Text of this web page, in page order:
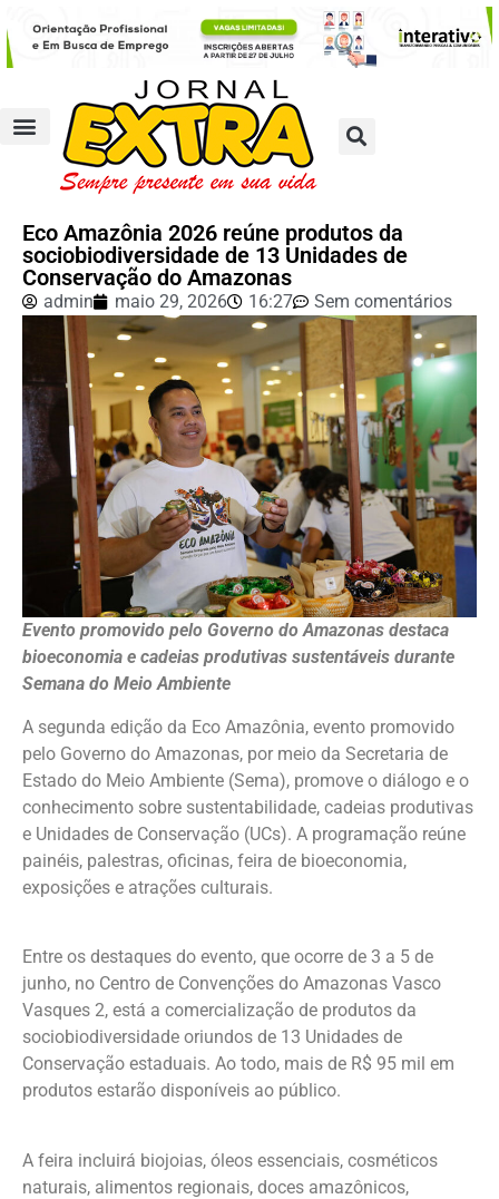
Eco Amazônia 2026 reúne produtos da
sociobiodiversidade de 13 Unidades de
Conservação do Amazonas
admin maio 29, 2026 16:27 Sem comentários
Evento promovido pelo Governo do Amazonas destaca
bioeconomia e cadeias produtivas sustentáveis durante
Semana do Meio Ambiente
A segunda edição da Eco Amazônia, evento promovido
pelo Governo do Amazonas, por meio da Secretaria de
Estado do Meio Ambiente (Sema), promove o diálogo e o
conhecimento sobre sustentabilidade, cadeias produtivas
e Unidades de Conservação (UCs). A programação reúne
painéis, palestras, oficinas, feira de bioeconomia,
exposições e atrações culturais.
Entre os destaques do evento, que ocorre de 3 a 5 de
junho, no Centro de Convenções do Amazonas Vasco
Vasques 2, está a comercialização de produtos da
sociobiodiversidade oriundos de 13 Unidades de
Conservação estaduais. Ao todo, mais de R$ 95 mil em
produtos estarão disponíveis ao público.
A feira incluirá biojoias, óleos essenciais, cosméticos
naturais, alimentos regionais, doces amazônicos,